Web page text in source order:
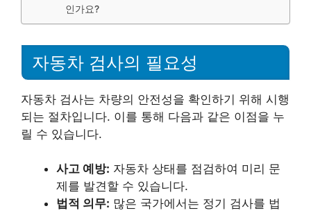
인가요?
자동차 검사의 필요성
자동차 검사는 차량의 안전성을 확인하기 위해 시행
되는 절차입니다. 이를 통해 다음과 같은 이점을 누
릴 수 있습니다.
사고 예방: 자동차 상태를 점검하여 미리 문
제를 발견할 수 있습니다.
법적 의무: 많은 국가에서는 정기 검사를 법